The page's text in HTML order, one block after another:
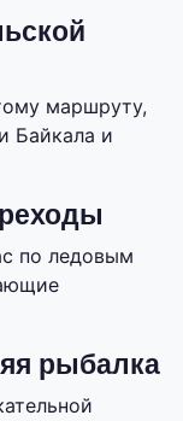
маршруту,
Байкала и
по ледовым
рыбалка